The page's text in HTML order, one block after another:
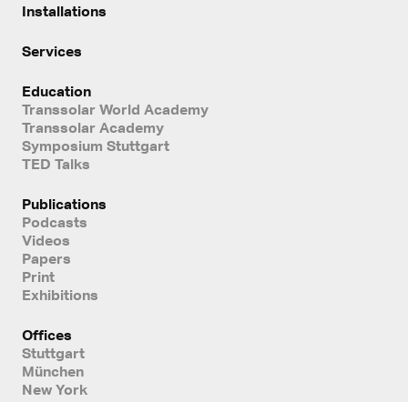
Installations
Services
Education
Transsolar World Academy
Transsolar Academy
Symposium Stuttgart
TED Talks
Publications
Podcasts
Videos
Papers
Print
Exhibitions
Offices
Stuttgart
München
New York